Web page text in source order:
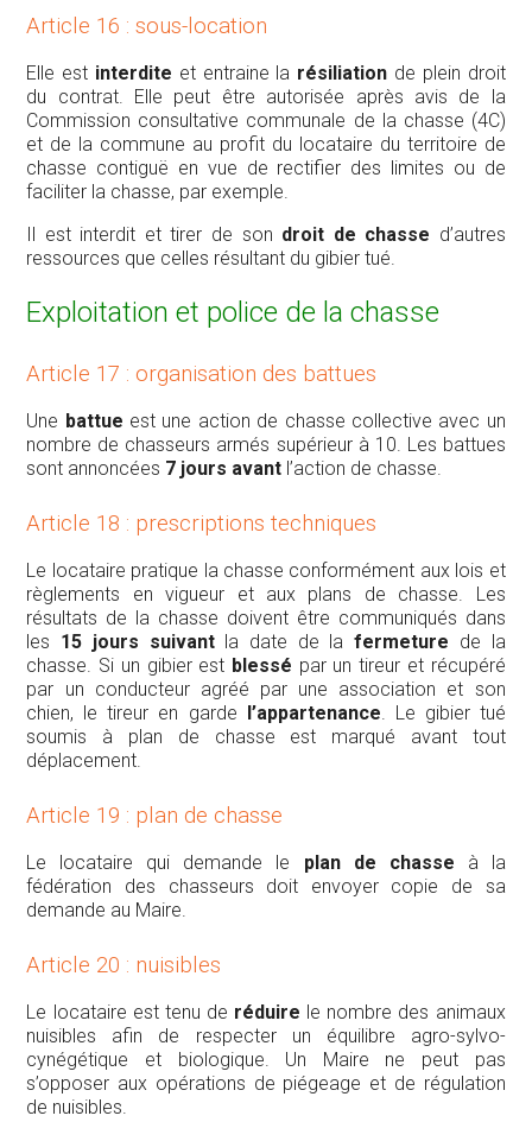
Article 16 : sous-location
Elle est interdite et entraine la résiliation de plein droit
du contrat. Elle peut être autorisée après avis de la
Commission consultative communale de la chasse (4C)
et de la commune au profit du locataire du territoire de
chasse contiguë en vue de rectifier des limites ou de
faciliter la chasse, par exemple.
Il est interdit et tirer de son droit de chasse d’autres
ressources que celles résultant du gibier tué.
Exploitation et police de la chasse
Article 17 : organisation des battues
Une battue est une action de chasse collective avec un
nombre de chasseurs armés supérieur à 10. Les battues
sont annoncées 7 jours avant l’action de chasse.
Article 18 : prescriptions techniques
Le locataire pratique la chasse conformément aux lois et
règlements en vigueur et aux plans de chasse. Les
résultats de la chasse doivent être communiqués dans
les 15 jours suivantla date de lafermeture de la
chasse. Si un gibier est blessé par un tireur et récupéré
par un conducteur agréé par une association et son
chien, le tireur en garde l’appartenance. Le gibier tué
soumis à plan de chasse est marqué avant tout
déplacement.
Article 19 : plan de chasse
Le locataire qui demande le plan de chasse à la
fédération des chasseurs doit envoyer copie de sa
demande au Maire.
Article 20 : nuisibles
Le locataire est tenu de réduire le nombre des animaux
nuisibles afin de respecter un équilibre agro-sylvo-
cynégétique et biologique. Un Maire ne peut pas
s’opposer aux opérations de piégeage et de régulation
de nuisibles.